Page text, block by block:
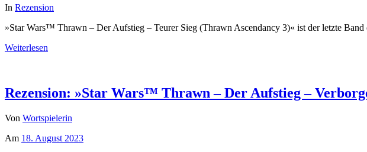
In Rezension
»Star Wars™ Thrawn – Der Aufstieg – Teurer Sieg (Thrawn Ascendancy 3)« ist der letzte Band
Weiterlesen
Rezension: »Star Wars™ Thrawn – Der Aufstieg –
Von Wortspielerin
Am 18. August 2023